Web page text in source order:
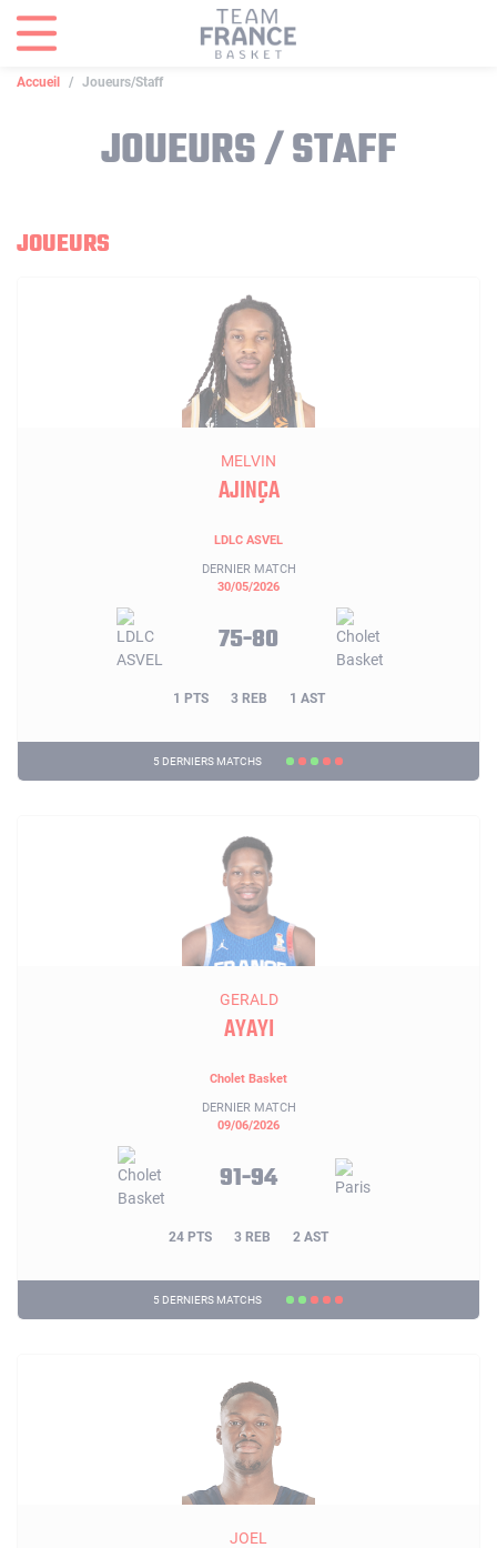
Accueil Joueurs/Staff
JOUEURS / STAFF
JOUEURS
MELVIN
AJINÇA
LDLC ASVEL
DERNIER MATCH
30/05/2026
75-80
1 PTS 3 REB 1 AST
5 DERNIERS MATCHS
GERALD
AYAYI
Cholet Basket
DERNIER MATCH
09/06/2026
91-94
24 PTS 3 REB 2 AST
5 DERNIERS MATCHS
JOEL
Panneau de gestion des cookies